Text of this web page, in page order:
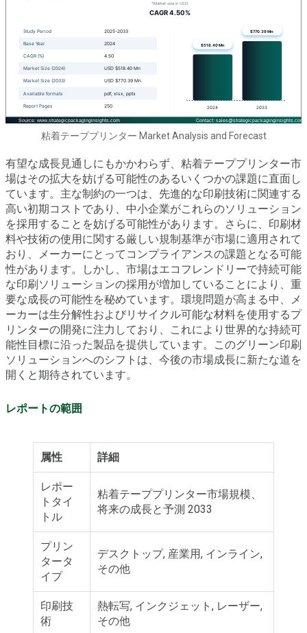
粘着テーププリンター Market Analysis and Forecast
有望な成長見通しにもかかわらず、粘着テーププリンター市
場はその拡大を妨げる可能性のあるいくつかの課題に直面し
ています。主な制約の一つは、先進的な印刷技術に関連する
高い初期コストであり、中小企業がこれらのソリューション
を採用することを妨げる可能性があります。さらに、印刷材
料や技術の使用に関する厳しい規制基準が市場に適用されて
おり、メーカーにとってコンプライアンスの課題となる可能
性があります。しかし、市場はエコフレンドリーで持続可能
な印刷ソリューションの採用が増加していることにより、重
要な成長の可能性を秘めています。環境問題が高まる中、メ
ーカーは生分解性およびリサイクル可能な材料を使用するプ
リンターの開発に注力しており、これにより世界的な持続可
能性目標に沿った製品を提供しています。このグリーン印刷
ソリューションへのシフトは、今後の市場成長に新たな道を
開くと期待されています。
レポートの範囲
属性 詳細
レポー
トタイ
トル
粘着テーププリンター市場規模、
将来の成長と予測 2033
プリン
タータ
イプ
デスクトップ, 産業用, インライン,
その他
印刷技
術
熱転写, インクジェット, レーザー,
その他